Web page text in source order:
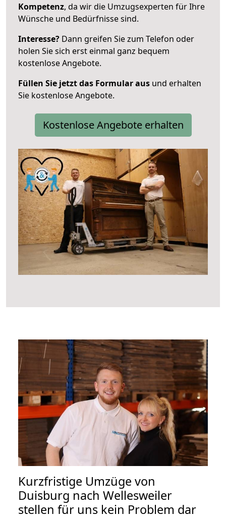
Kompetenz, da wir die Umzugsexperten für Ihre
Wünsche und Bedürfnisse sind.
Interesse? Dann greifen Sie zum Telefon oder
holen Sie sich erst einmal ganz bequem
kostenlose Angebote.
Füllen Sie jetzt das Formular aus und erhalten
Sie kostenlose Angebote.
Kostenlose Angebote erhalten
Kurzfristige Umzüge von
Duisburg nach Wellesweiler
stellen für uns kein Problem dar